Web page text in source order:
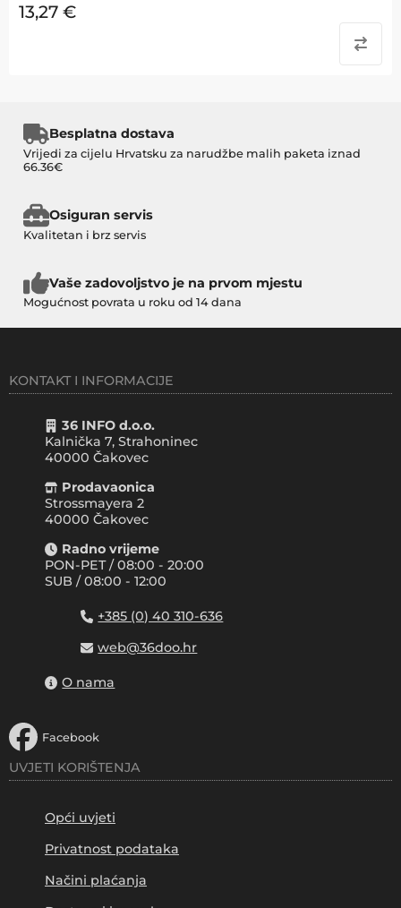
13,27 €
Besplatna dostava
Vrijedi za cijelu Hrvatsku za narudžbe malih paketa iznad
66.36€
Osiguran servis
Kvalitetan i brz servis
Vaše zadovoljstvo je na prvom mjestu
Mogućnost povrata u roku od 14 dana
KONTAKT I INFORMACIJE
36 INFO d.o.o.
Kalnička 7, Strahoninec
40000 Čakovec
Prodavaonica
Strossmayera 2
40000 Čakovec
Radno vrijeme
PON-PET / 08:00 - 20:00
SUB / 08:00 - 12:00
+385 (0) 40 310-636
web@36doo.hr
O nama
Facebook
UVJETI KORIŠTENJA
Opći uvjeti
Privatnost podataka
Načini plaćanja